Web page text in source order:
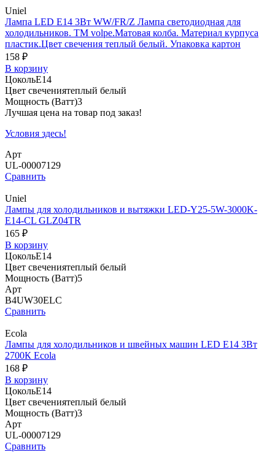
Uniel
Лампа LED E14 3Вт WW/FR/Z Лампа светодиодная для
холодильников. ТМ volpe.Матовая колба. Материал курпуса
пластик.Цвет свечения теплый белый. Упаковка картон
158 ₽
В корзину
ЦокольE14
Цвет свечениятеплый белый
Мощность (Ватт)3
Лучшая цена на товар под заказ!
Условия здесь!
Арт
UL-00007129
Сравнить
Uniel
Лампы для холодильников и вытяжки LED-Y25-5W-3000K-
E14-CL GLZ04TR
165 ₽
В корзину
ЦокольE14
Цвет свечениятеплый белый
Мощность (Ватт)5
Арт
B4UW30ELC
Сравнить
Ecola
Лампы для холодильников и швейных машин LED E14 3Вт
2700К Ecola
168 ₽
В корзину
ЦокольE14
Цвет свечениятеплый белый
Мощность (Ватт)3
Арт
UL-00007129
Сравнить